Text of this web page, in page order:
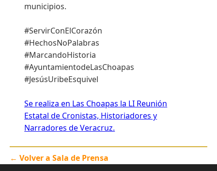
municipios.
#ServirConElCorazón
#HechosNoPalabras
#MarcandoHistoria
#AyuntamientodeLasChoapas
#JesúsUribeEsquivel
Se realiza en Las Choapas la LI Reunión
Estatal de Cronistas, Historiadores y
Narradores de Veracruz.
← Volver a Sala de Prensa